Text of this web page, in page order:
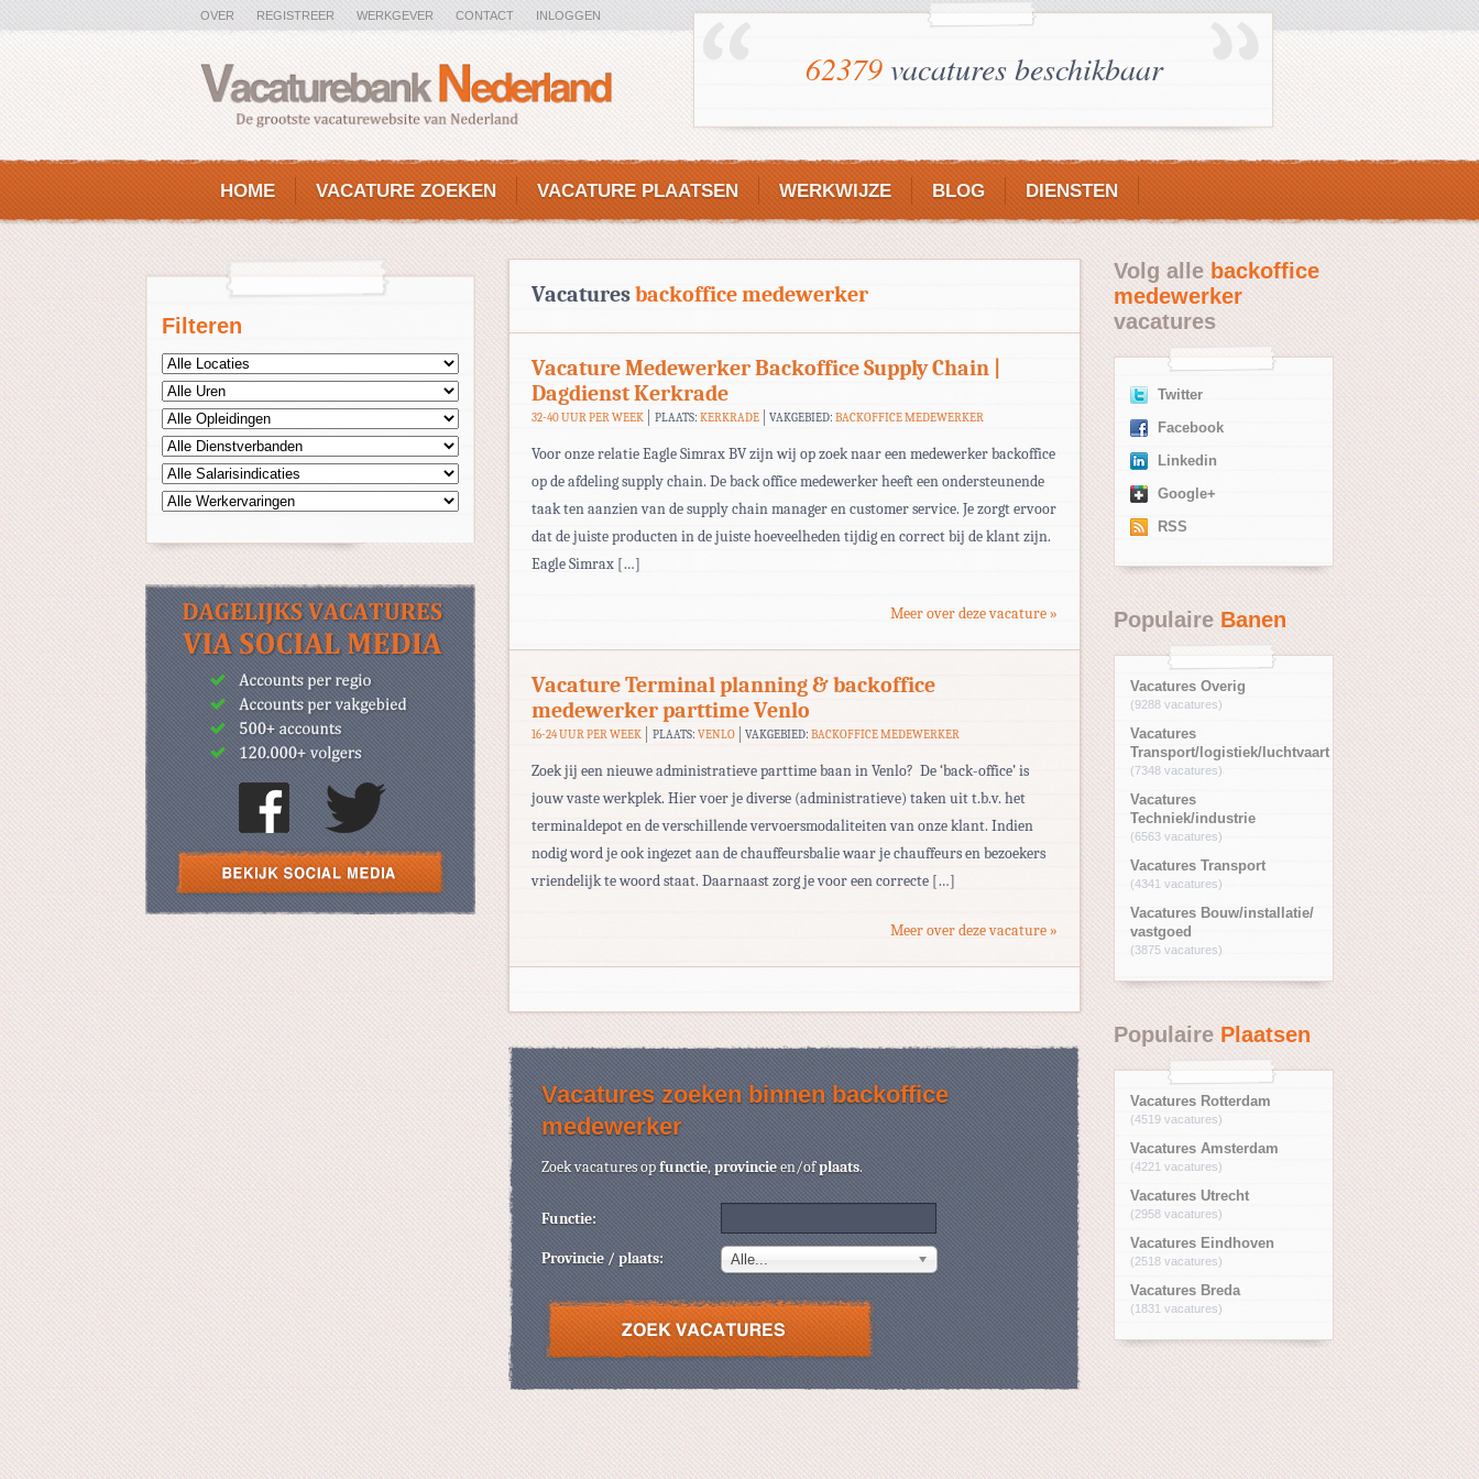
OVER REGISTREER WERKGEVER CONTACT INLOGGEN
62379vacatures beschikbaar
HOME VACATURE ZOEKEN VACATURE PLAATSEN WERKWIJZE BLOG DIENSTEN
Filteren
Vacaturesbackoffice medewerker
Vacature Medewerker Backoffice Supply Chain |
Dagdienst Kerkrade
32-40 UUR PER WEEK PLAATS: KERKRADE VAKGEBIED:BACKOFFICE MEDEWERKER
Voor onze relatie Eagle Simrax BV zijn wij op zoek naar een medewerker backoffice
op de afdeling supply chain. De back office medewerker heeft een ondersteunende
taak ten aanzien van de supply chain manager en customer service. Je zorgt ervoor
dat de juiste producten in de juiste hoeveelheden tijdig en correct bij de klant zijn.
Eagle Simrax […]
Meer over deze vacature »
Vacature Terminal planning & backoffice
medewerker parttime Venlo
16-24 UUR PER WEEK PLAATS: VENLO VAKGEBIED:BACKOFFICE MEDEWERKER
Zoek jij een nieuwe administratieve parttime baan in Venlo? De ‘back-office’ is
jouw vaste werkplek. Hier voer je diverse (administratieve) taken uit t.b.v. het
terminaldepot en de verschillende vervoersmodaliteiten van onze klant. Indien
nodig word je ook ingezet aan de chauffeursbalie waar je chauffeurs en bezoekers
vriendelijk te woord staat. Daarnaast zorg je voor een correcte […]
Meer over deze vacature »
Vacatures zoeken binnen backoffice
medewerker
Zoek vacatures opfunctie,provincieen/ofplaats.
Functie:
Provincie / plaats: Alle...
Volg alle backoffice
medewerker
vacatures
Twitter
Facebook
Linkedin
Google+
RSS
PopulaireBanen
Vacatures Overig
(9288 vacatures)
Vacatures
Transport/logistiek/luchtvaart
(7348 vacatures)
Vacatures
Techniek/industrie
(6563 vacatures)
Vacatures Transport
(4341 vacatures)
Vacatures Bouw/installatie/
vastgoed
(3875 vacatures)
PopulairePlaatsen
Vacatures Rotterdam
(4519 vacatures)
Vacatures Amsterdam
(4221 vacatures)
Vacatures Utrecht
(2958 vacatures)
Vacatures Eindhoven
(2518 vacatures)
Vacatures Breda
(1831 vacatures)